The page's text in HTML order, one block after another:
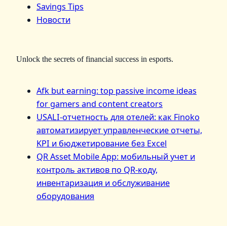
Savings Tips
Новости
Unlock the secrets of financial success in esports.
Afk but earning: top passive income ideas
for gamers and content creators
USALI-отчетность для отелей: как Finoko
автоматизирует управленческие отчеты,
KPI и бюджетирование без Excel
QR Asset Mobile App: мобильный учет и
контроль активов по QR‑коду,
инвентаризация и обслуживание
оборудования